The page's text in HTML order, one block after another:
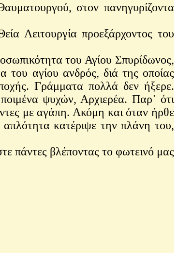
στον πανηγυρίζοντα
Λειτουργία προεξάρχοντος του
του Αγίου Σπυρίδωνος,
του αγίου ανδρός, διά της οποίας
Γράμματα πολλά δεν ήξερε.
ψυχών, Αρχιερέα. Παρ᾽ ότι
με αγάπη. Ακόμη και όταν ήρθε
κατέριψε την πλάνη του,
πάντες βλέποντας το φωτεινό μας